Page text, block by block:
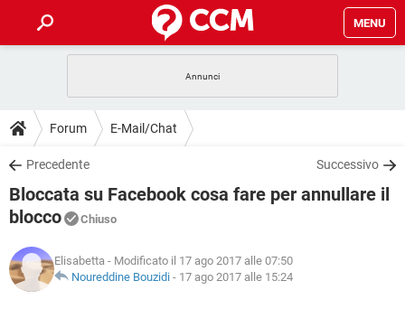
MENU
INTRATTENIMENTO
iOS
INSTAGRAM WHATSAPP
TIKTOK
HARDWARE
GUIDE
COVID-19
iOS
TIKTOK FACEBOOK
DOWNLOAD
COVID-19 GAMING
INTRATTENIMENTO
iOS WINDOWS 10
INSTAGRAM
FORUM
INTRATTENIMENTO ANDROID
GLOSSARIO
COVID-19
Forum E-Mail/Chat
Precedente Successivo
Bloccata su Facebook cosa fare per annullare il
blocco
Chiuso
Elisabetta - Modificato il 17 ago 2017 alle 07:50
Noureddine Bouzidi - 17 ago 2017 alle 15:24